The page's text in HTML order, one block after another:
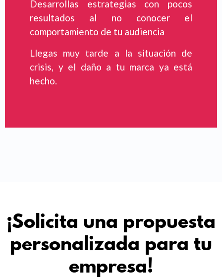
Desarrollas estrategias con pocos
resultados al no conocer el
comportamiento de tu audiencia
Llegas muy tarde a la situación de
crisis, y el daño a tu marca ya está
hecho.
¡Solicita una propuesta
personalizada para tu
empresa!